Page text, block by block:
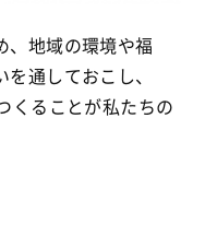
、地域の環境や福
通しておこし、
くることが私たちの